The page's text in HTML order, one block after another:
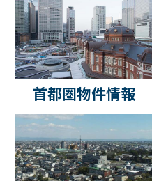
首都圏物件情報